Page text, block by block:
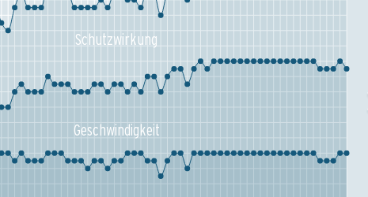
Schutz­wirkung
Geschw­indigkeit